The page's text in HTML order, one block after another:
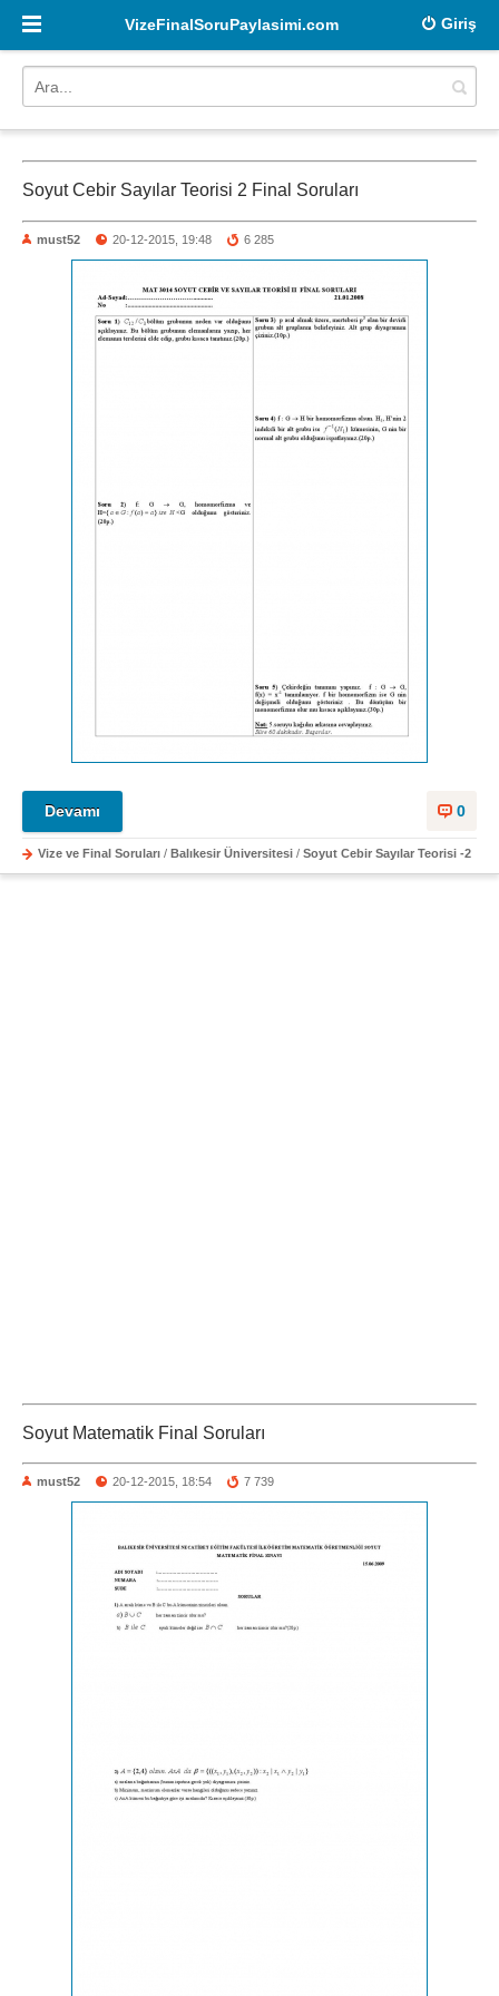
Giriş
VizeFinalSoruPaylasimi.com
Soyut Cebir Sayılar Teorisi 2 Final Soruları
must52 20-12-2015, 19:48 6 285
0
Devamı
Vize ve Final Soruları / Balıkesir Üniversitesi / Soyut Cebir Sayılar Teorisi -2
Soyut Matematik Final Soruları
must52 20-12-2015, 18:54 7 739